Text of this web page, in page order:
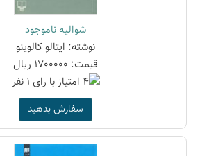
شوالیه ناموجود
نوشته: ایتالو کالوینو
قیمت: 1700000 ریال
سفارش بدهید